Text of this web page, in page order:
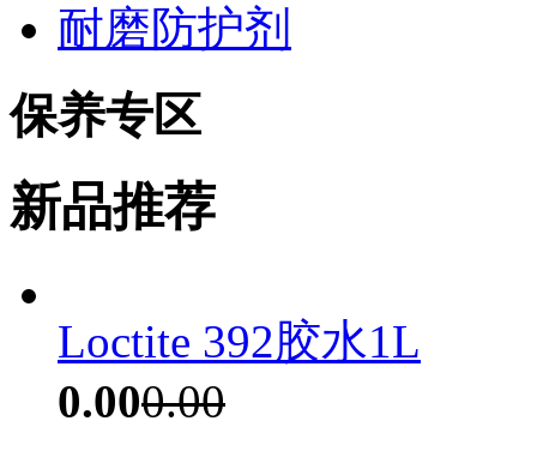
耐磨防护剂
保养专区
新品推荐
Loctite 392胶水1L
0.000.00